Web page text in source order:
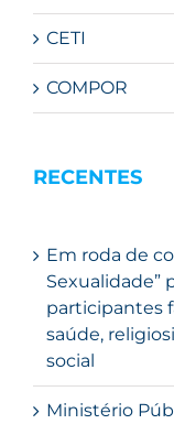
CETI
COMPOR
RECENTES
Em roda de
Sexualidade”
participantes
saúde,
social
Ministério